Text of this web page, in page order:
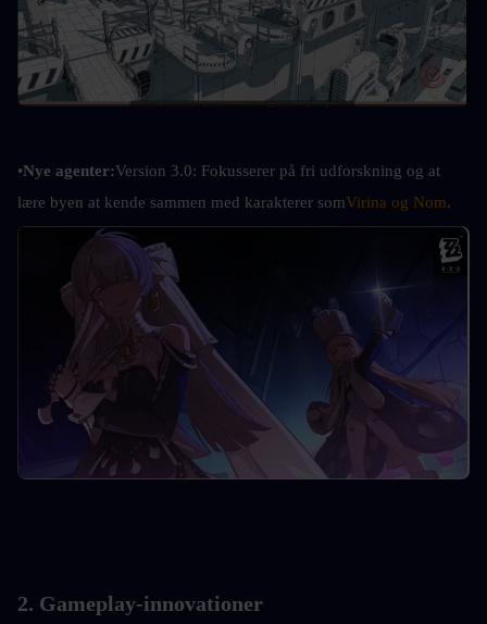
•Nye agenter:Version 3.0: Fokusserer på fri udforskning og at
lære byen at kende sammen med karakterer somVirina og Nom.
2. Gameplay-innovationer